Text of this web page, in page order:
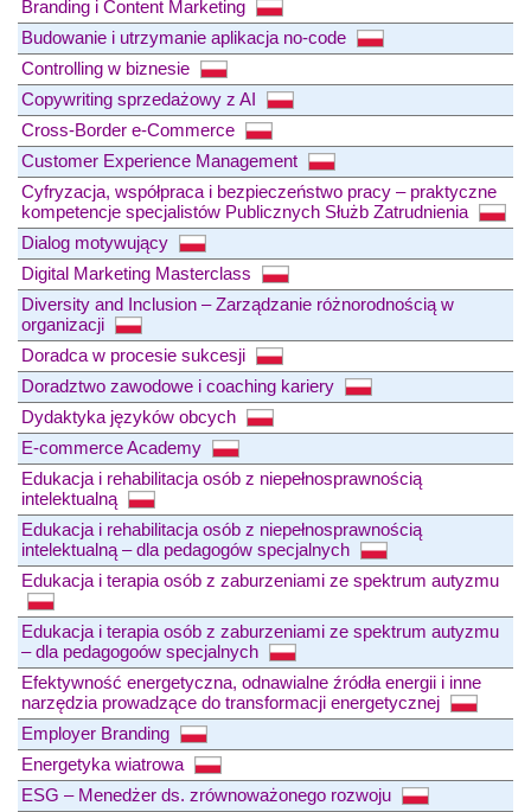
Branding i Content Marketing
Budowanie i utrzymanie aplikacja no-code
Controlling w biznesie
Copywriting sprzedażowy z AI
Cross-Border e-Commerce
Customer Experience Management
Cyfryzacja, współpraca i bezpieczeństwo pracy – praktyczne
kompetencje specjalistów Publicznych Służb Zatrudnienia
Dialog motywujący
Digital Marketing Masterclass
Diversity and Inclusion – Zarządzanie różnorodnością w
organizacji
Doradca w procesie sukcesji
Doradztwo zawodowe i coaching kariery
Dydaktyka języków obcych
E-commerce Academy
Edukacja i rehabilitacja osób z niepełnosprawnością
intelektualną
Edukacja i rehabilitacja osób z niepełnosprawnością
intelektualną – dla pedagogów specjalnych
Edukacja i terapia osób z zaburzeniami ze spektrum autyzmu
Edukacja i terapia osób z zaburzeniami ze spektrum autyzmu
– dla pedagogoów specjalnych
Efektywność energetyczna, odnawialne źródła energii i inne
narzędzia prowadzące do transformacji energetycznej
Employer Branding
Energetyka wiatrowa
ESG – Menedżer ds. zrównoważonego rozwoju